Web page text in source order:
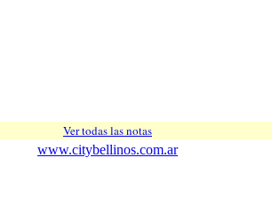
Ver todas las notas
www.citybellinos.com.ar